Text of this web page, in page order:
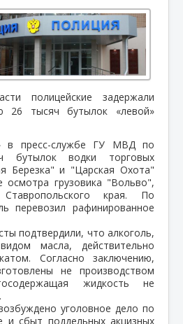
полицейские задержали
26 тысяч бутылок «левой»
в пресс-службе ГУ МВД по
бутылок водки торговых
Березка" и "Царская Охота"
грузовика "Вольво",
края. По
перевозил рафинированное
подтвердили, что алкоголь,
масла, действительно
Согласно заключению,
не производством
жидкость не
уголовное дело по
и сбыт поддельных акцизных